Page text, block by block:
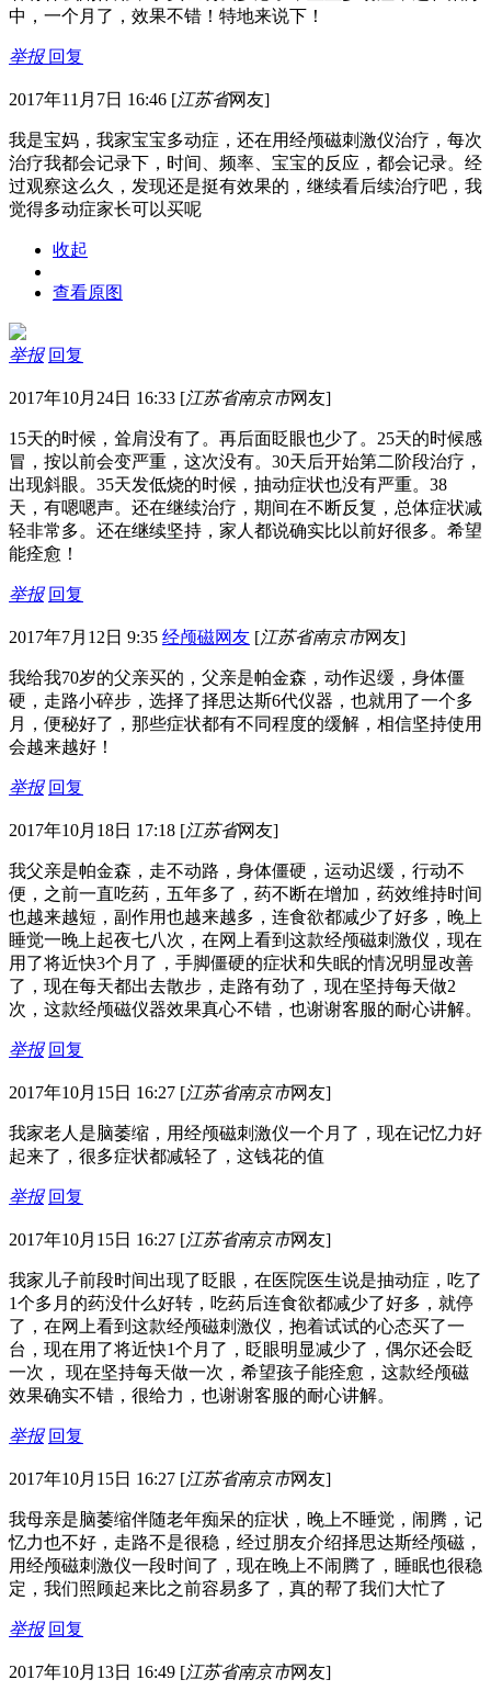
中，一个月了，效果不错！特地来说下！
举报 回复
2017年11月7日 16:46 [江苏省网友]
我是宝妈，我家宝宝多动症，还在用经颅磁刺激仪治疗，每次
治疗我都会记录下，时间、频率、宝宝的反应，都会记录。经
过观察这么久，发现还是挺有效果的，继续看后续治疗吧，我
觉得多动症家长可以买呢
收起
查看原图
举报 回复
2017年10月24日 16:33 [江苏省南京市网友]
15天的时候，耸肩没有了。再后面眨眼也少了。25天的时候感
冒，按以前会变严重，这次没有。30天后开始第二阶段治疗，
出现斜眼。35天发低烧的时候，抽动症状也没有严重。38
天，有嗯嗯声。还在继续治疗，期间在不断反复，总体症状减
轻非常多。还在继续坚持，家人都说确实比以前好很多。希望
能痊愈！
举报 回复
2017年7月12日 9:35 经颅磁网友 [江苏省南京市网友]
我给我70岁的父亲买的，父亲是帕金森，动作迟缓，身体僵
硬，走路小碎步，选择了择思达斯6代仪器，也就用了一个多
月，便秘好了，那些症状都有不同程度的缓解，相信坚持使用
会越来越好！
举报 回复
2017年10月18日 17:18 [江苏省网友]
我父亲是帕金森，走不动路，身体僵硬，运动迟缓，行动不
便，之前一直吃药，五年多了，药不断在增加，药效维持时间
也越来越短，副作用也越来越多，连食欲都减少了好多，晚上
睡觉一晚上起夜七八次，在网上看到这款经颅磁刺激仪，现在
用了将近快3个月了，手脚僵硬的症状和失眠的情况明显改善
了，现在每天都出去散步，走路有劲了，现在坚持每天做2
次，这款经颅磁仪器效果真心不错，也谢谢客服的耐心讲解。
举报 回复
2017年10月15日 16:27 [江苏省南京市网友]
我家老人是脑萎缩，用经颅磁刺激仪一个月了，现在记忆力好
起来了，很多症状都减轻了，这钱花的值
举报 回复
2017年10月15日 16:27 [江苏省南京市网友]
我家儿子前段时间出现了眨眼，在医院医生说是抽动症，吃了
1个多月的药没什么好转，吃药后连食欲都减少了好多，就停
了，在网上看到这款经颅磁刺激仪，抱着试试的心态买了一
台，现在用了将近快1个月了，眨眼明显减少了，偶尔还会眨
一次， 现在坚持每天做一次，希望孩子能痊愈，这款经颅磁
效果确实不错，很给力，也谢谢客服的耐心讲解。
举报 回复
2017年10月15日 16:27 [江苏省南京市网友]
我母亲是脑萎缩伴随老年痴呆的症状，晚上不睡觉，闹腾，记
忆力也不好，走路不是很稳，经过朋友介绍择思达斯经颅磁，
用经颅磁刺激仪一段时间了，现在晚上不闹腾了，睡眠也很稳
定，我们照顾起来比之前容易多了，真的帮了我们大忙了
举报 回复
2017年10月13日 16:49 [江苏省南京市网友]